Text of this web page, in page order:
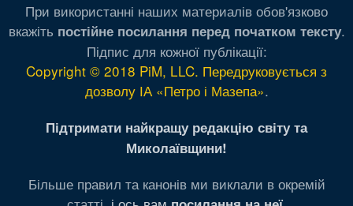
При використанні наших материалів обов'язково
вкажіть постійне посилання перед початком тексту.
Підпис для кожної публікації:
Copyright © 2018 PiM, LLC. Передруковується з
дозволу ІА «Петро і Мазепа».
Підтримати найкращу редакцію світу та
Миколаївщини!
Більше правил та канонів ми виклали в окремій